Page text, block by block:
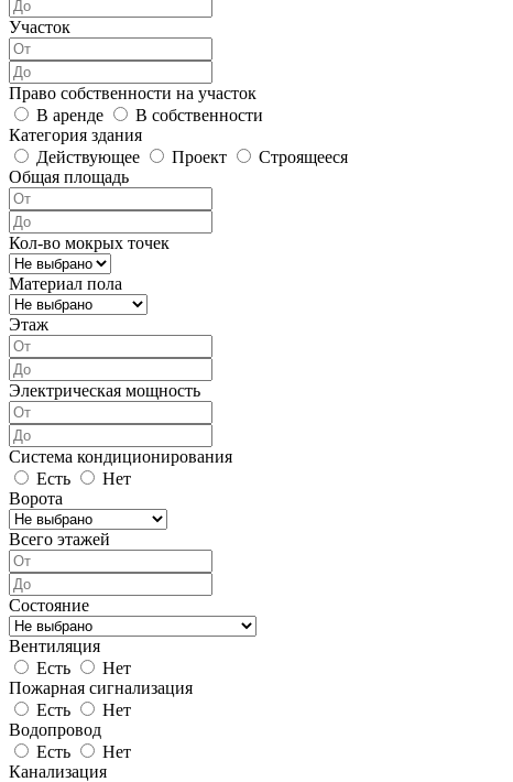
Участок
Право собственности на участок
В аренде
В собственности
Категория здания
Действующее
Проект
Строящееся
Общая площадь
Кол-во мокрых точек
Материал пола
Этаж
Электрическая мощность
Система кондиционирования
Есть
Нет
Ворота
Всего этажей
Состояние
Вентиляция
Есть
Нет
Пожарная сигнализация
Есть
Нет
Водопровод
Есть
Нет
Канализация